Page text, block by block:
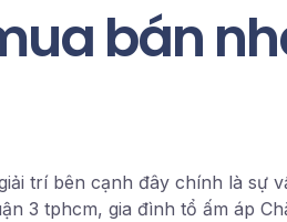
bán
trí bên cạnh đây chính là sự
3 tphcm, gia đình tổ ấm áp